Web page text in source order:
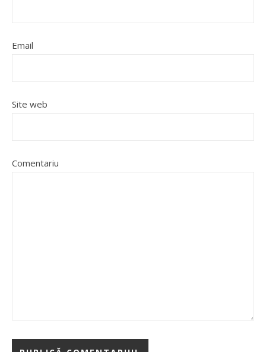
Email
Site web
Comentariu